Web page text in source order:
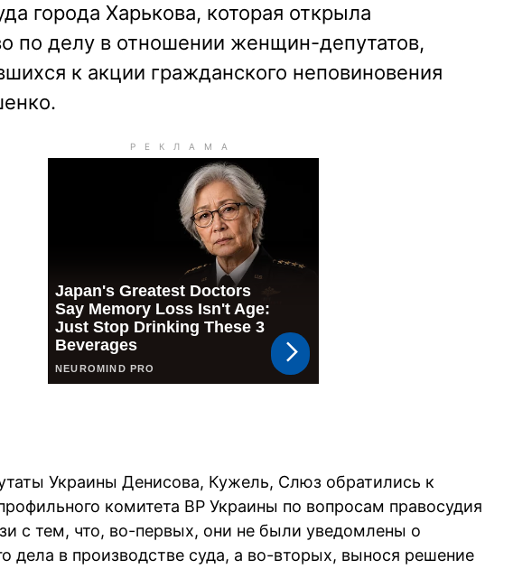
города Харькова, которая открыла
по делу в отношении женщин-депутатов,
к акции гражданского неповиновения
Украины Денисова, Кужель, Слюз обратились к
комитета ВР Украины по вопросам правосудия
с тем, что, во-первых, они не были уведомлены о
дела в производстве суда, а во-вторых, вынося решение